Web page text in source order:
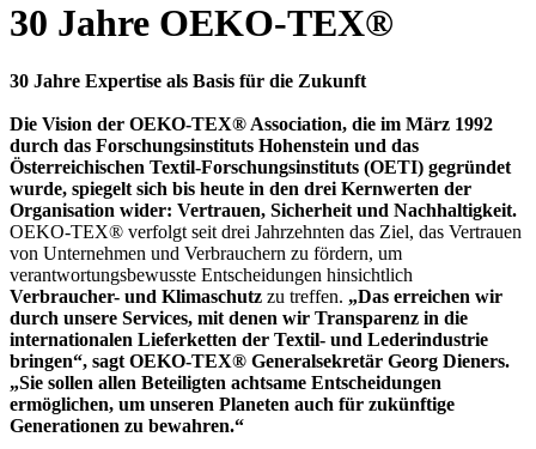
30 Jahre OEKO-TEX®
30 Jahre Expertise als Basis für die Zukunft
Die Vision der OEKO-TEX® Association, die im März 1992
durch das Forschungsinstituts Hohenstein und das
Österreichischen Textil-Forschungsinstituts (OETI) gegründet
wurde, spiegelt sich bis heute in den drei Kernwerten der
Organisation wider: Vertrauen, Sicherheit und Nachhaltigkeit.
OEKO-TEX® verfolgt seit drei Jahrzehnten das Ziel, das Vertrauen
von Unternehmen und Verbrauchern zu fördern, um
verantwortungsbewusste Entscheidungen hinsichtlich
Verbraucher- und Klimaschutz zu treffen. „Das erreichen wir
durch unsere Services, mit denen wir Transparenz in die
internationalen Lieferketten der Textil- und Lederindustrie
bringen“, sagt OEKO-TEX® Generalsekretär Georg Dieners.
„Sie sollen allen Beteiligten achtsame Entscheidungen
ermöglichen, um unseren Planeten auch für zukünftige
Generationen zu bewahren.“